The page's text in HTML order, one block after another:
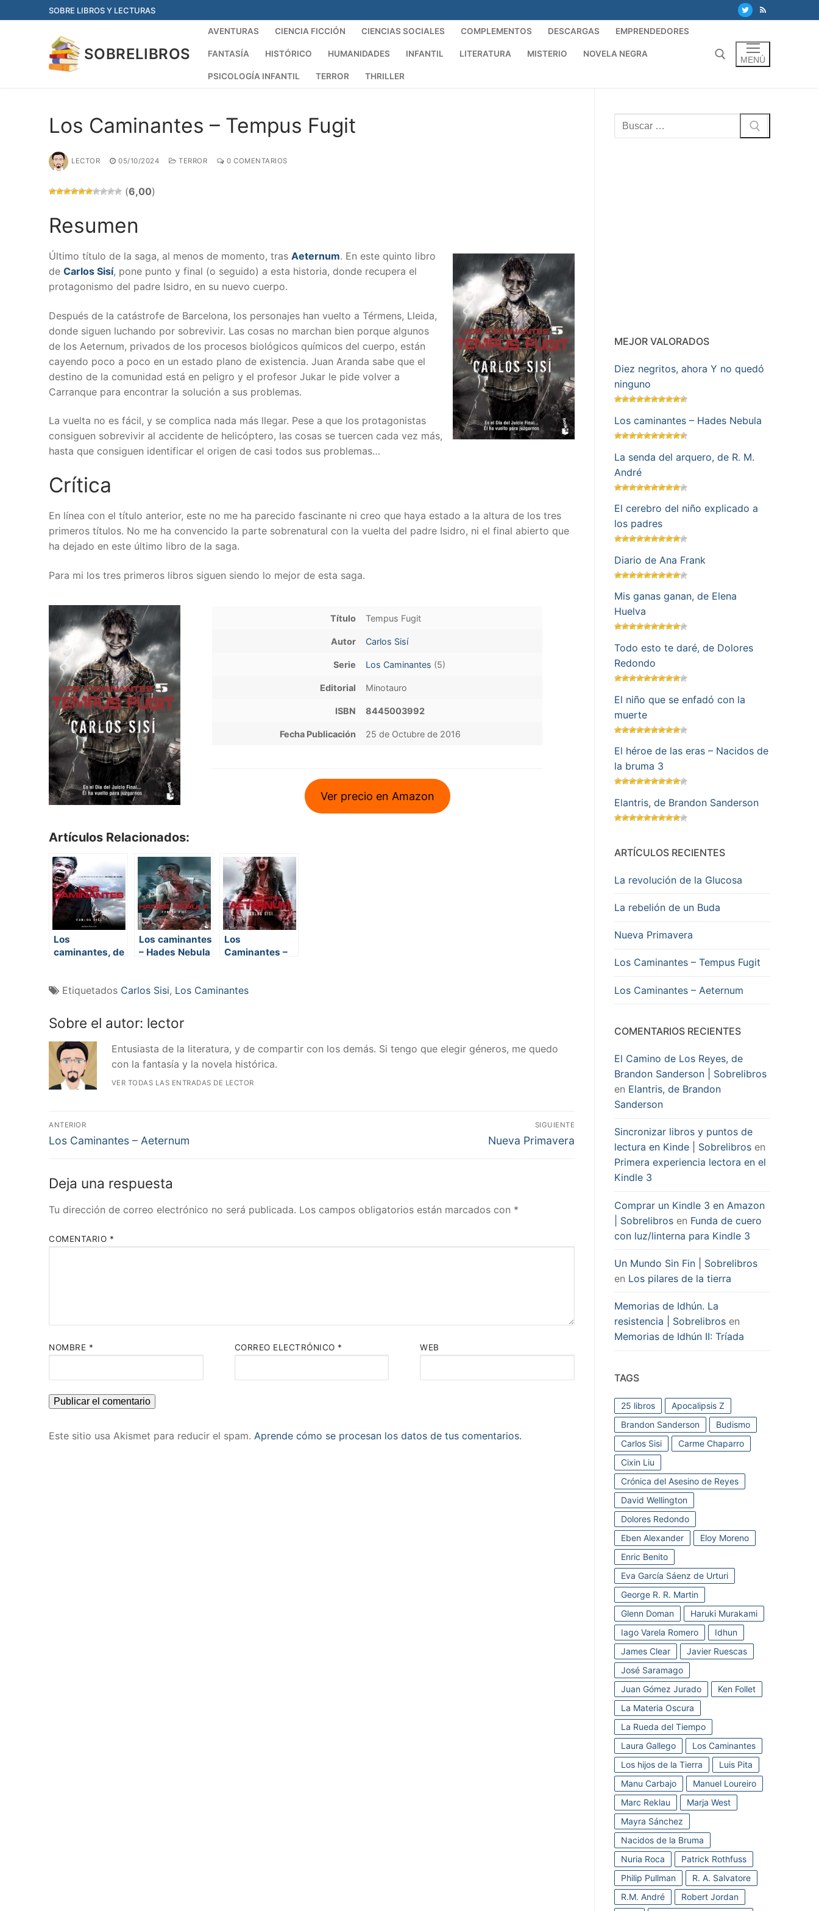
al
SOBRE LIBROS Y LECTURAS
SOBRELIBROS
AVENTURAS CIENCIA FICCIÓN CIENCIAS SOCIALES COMPLEMENTOS DESCARGAS EMPRENDEDORES
FANTASÍA HISTÓRICO HUMANIDADES INFANTIL LITERATURA MISTERIO NOVELA NEGRA
PSICOLOGÍA INFANTIL TERROR THRILLER
MENÚ
Los Caminantes – Tempus Fugit
LECTOR 05/10/2024 TERROR 0 COMENTARIOS
(6,00)
Resumen
Último título de la saga, al menos de momento, tras Aeternum. En este quinto libro
de Carlos Sisí, pone punto y final (o seguido) a esta historia, donde recupera el
protagonismo del padre Isidro, en su nuevo cuerpo.
Después de la catástrofe de Barcelona, los personajes han vuelto a Térmens, Lleida,
donde siguen luchando por sobrevivir. Las cosas no marchan bien porque algunos
de los Aeternum, privados de los procesos biológicos químicos del cuerpo, están
cayendo poco a poco en un estado plano de existencia. Juan Aranda sabe que el
destino de la comunidad está en peligro y el profesor Jukar le pide volver a
Carranque para encontrar la solución a sus problemas.
La vuelta no es fácil, y se complica nada más llegar. Pese a que los protagonistas
consiguen sobrevivir al accidente de helicóptero, las cosas se tuercen cada vez más,
hasta que consiguen identificar el origen de casi todos sus problemas…
Crítica
En línea con el título anterior, este no me ha parecido fascinante ni creo que haya estado a la altura de los tres
primeros títulos. No me ha convencido la parte sobrenatural con la vuelta del padre Isidro, ni el final abierto que
ha dejado en este último libro de la saga.
Para mi los tres primeros libros siguen siendo lo mejor de esta saga.
Título Tempus Fugit
Autor Carlos Sisí
Serie Los Caminantes (5)
Editorial Minotauro
ISBN 8445003992
Fecha Publicación 25 de Octubre de 2016
Ver precio en Amazon
Artículos Relacionados:
Los
caminantes, de
Los caminantes
– Hades Nebula
Los
Caminantes –
Etiquetados Carlos Sisi, Los Caminantes
Sobre el autor: lector
Entusiasta de la literatura, y de compartir con los demás. Si tengo que elegir géneros, me quedo
con la fantasía y la novela histórica.
VER TODAS LAS ENTRADAS DE LECTOR
Navegación
de
ANTERIOR
Entrada
Los Caminantes – Aeternum
SIGUIENTE
Entrada
Nueva Primavera
Deja una respuesta
Tu dirección de correo electrónico no será publicada. Los campos obligatorios están marcados con *
COMENTARIO *
NOMBRE * CORREO ELECTRÓNICO * WEB
Este sitio usa Akismet para reducir el spam. Aprende cómo se procesan los datos de tus comentarios.
Buscar:
MEJOR VALORADOS
Diez negritos, ahora Y no quedó
ninguno
Los caminantes – Hades Nebula
La senda del arquero, de R. M.
André
El cerebro del niño explicado a
los padres
Diario de Ana Frank
Mis ganas ganan, de Elena
Huelva
Todo esto te daré, de Dolores
Redondo
El niño que se enfadó con la
muerte
El héroe de las eras – Nacidos de
la bruma 3
Elantris, de Brandon Sanderson
ARTÍCULOS RECIENTES
La revolución de la Glucosa
La rebelión de un Buda
Nueva Primavera
Los Caminantes – Tempus Fugit
Los Caminantes – Aeternum
COMENTARIOS RECIENTES
El Camino de Los Reyes, de
Brandon Sanderson | Sobrelibros
en Elantris, de Brandon
Sanderson
Sincronizar libros y puntos de
lectura en Kinde | Sobrelibros en
Primera experiencia lectora en el
Kindle 3
Comprar un Kindle 3 en Amazon
| Sobrelibros en Funda de cuero
con luz/linterna para Kindle 3
Un Mundo Sin Fin | Sobrelibros
en Los pilares de la tierra
Memorias de Idhún. La
resistencia | Sobrelibros en
Memorias de Idhún II: Tríada
TAGS
25 libros
Apocalipsis Z
Brandon Sanderson
Budismo
Carlos Sisi
Carme Chaparro
Cixin Liu
Crónica del Asesino de Reyes
David Wellington
Dolores Redondo
Eben Alexander
Eloy Moreno
Enric Benito
Eva García Sáenz de Urturi
George R. R. Martin
Glenn Doman
Haruki Murakami
Iago Varela Romero
Idhun
James Clear
Javier Ruescas
José Saramago
Juan Gómez Jurado
Ken Follet
La Materia Oscura
La Rueda del Tiempo
Laura Gallego
Los Caminantes
Los hijos de la Tierra
Luis Pita
Manu Carbajo
Manuel Loureiro
Marc Reklau
Marja West
Mayra Sánchez
Nacidos de la Bruma
Nuria Roca
Patrick Rothfuss
Philip Pullman
R. A. Salvatore
R.M. André
Robert Jordan